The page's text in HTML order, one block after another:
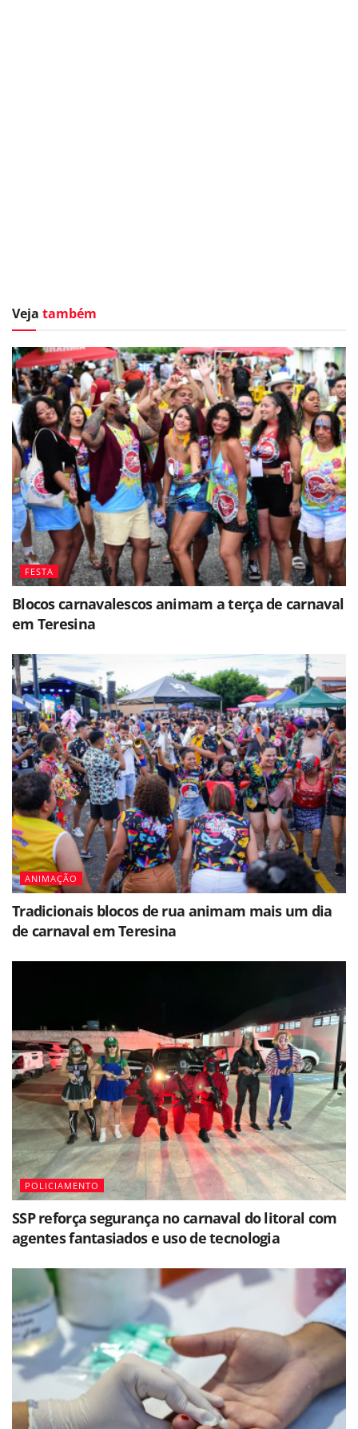
Veja também
FESTA
Blocos carnavalescos animam a terça de carnaval
em Teresina
ANIMAÇÃO
Tradicionais blocos de rua animam mais um dia
de carnaval em Teresina
POLICIAMENTO
SSP reforça segurança no carnaval do litoral com
agentes fantasiados e uso de tecnologia